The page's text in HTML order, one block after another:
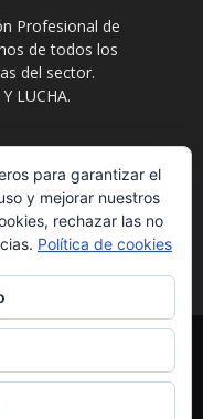
Profesional de
de todos los
del sector.
LUCHA.
Estatutos
para garantizar el
y mejorar nuestros
rechazar las no
Política de cookies